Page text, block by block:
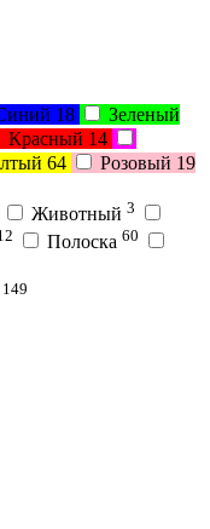
18
Зеленый
Красный 14
64 Розовый 19
Животный 3
Полоска 60
149